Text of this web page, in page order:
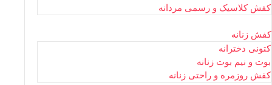
کفش کلاسیک و رسمی مردانه
کفش زنانه
کتونی دخترانه
بوت و نیم بوت زنانه
کفش روزمره و راحتی زنانه